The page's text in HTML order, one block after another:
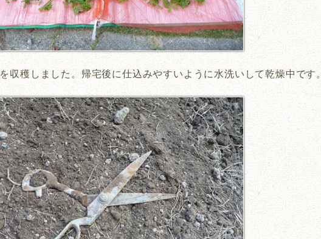
収穫しました。帰宅後に仕込みやすいように水洗いして乾燥中です。